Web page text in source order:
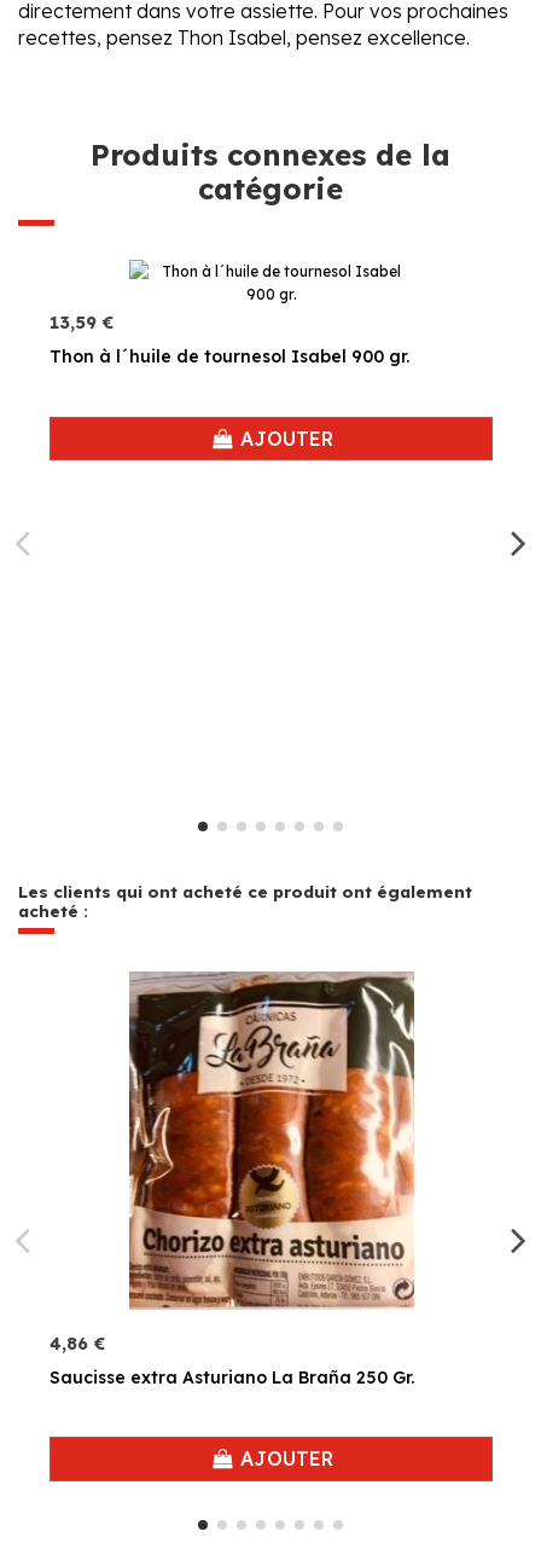
directement dans votre assiette. Pour vos prochaines
recettes, pensez Thon Isabel, pensez excellence.
Produits connexes de la
catégorie
13,59 €
Thon à l´huile de tournesol Isabel 900 gr.
AJOUTER
Les clients qui ont acheté ce produit ont également
acheté :
4,86 €
Saucisse extra Asturiano La Braña 250 Gr.
AJOUTER